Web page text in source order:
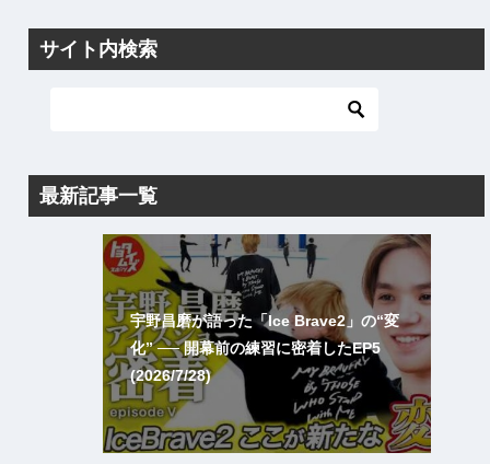
サイト内検索
最新記事一覧
宇野昌磨が語った「Ice Brave2」の“変
化” ── 開幕前の練習に密着したEP5
(2026/7/28)